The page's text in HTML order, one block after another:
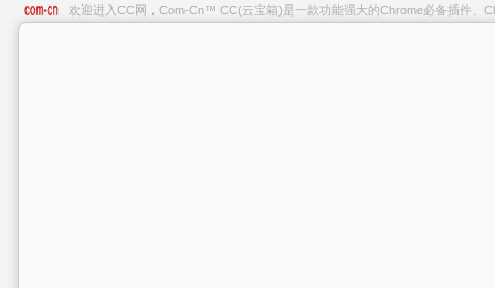
欢迎进入CC网，Com-Cn™ CC(云宝箱)是一款功能强大的Chrome必备插件、